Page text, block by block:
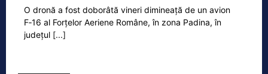
O dronă a fost doborâtă vineri dimineață de un avion
F‑16 al Forțelor Aeriene Române, în zona Padina, în
județul [...]